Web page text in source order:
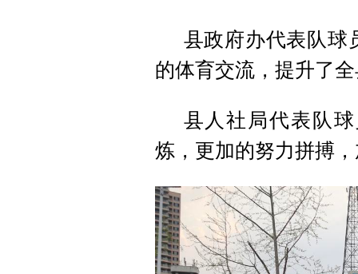
县政府办代表队球
的体育交流，提升了
县人社局代表队
炼，更加的努力拼搏